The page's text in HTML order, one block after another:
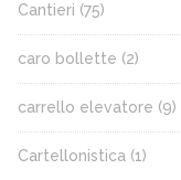
Cantieri (75)
caro bollette (2)
carrello elevatore (9)
Cartellonistica (1)